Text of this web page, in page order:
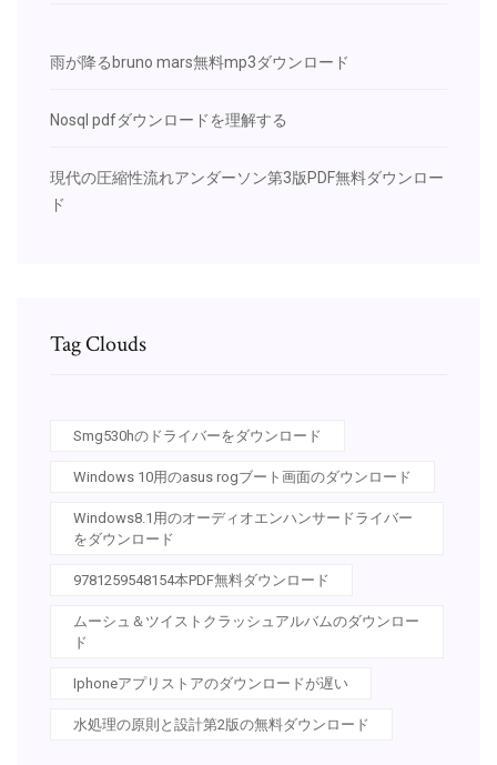
雨が降るbruno mars無料mp3ダウンロード
Nosql pdfダウンロードを理解する
現代の圧縮性流れアンダーソン第3版PDF無料ダウンロー
ド
Tag Clouds
Smg530hのドライバーをダウンロード
Windows 10用のasus rogブート画面のダウンロード
Windows8.1用のオーディオエンハンサードライバー
をダウンロード
9781259548154本PDF無料ダウンロード
ムーシュ＆ツイストクラッシュアルバムのダウンロー
ド
Iphoneアプリストアのダウンロードが遅い
水処理の原則と設計第2版の無料ダウンロード